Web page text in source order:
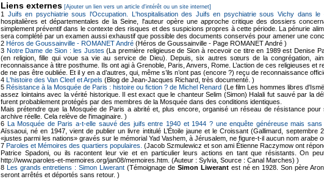
Liens externes [Ajouter un lien vers un article d'intérêt ou un site internet]
1 Juifs en psychiatrie sous l'Occupation. L'hospitalisation des Juifs en psychiatrie sous Vichy dans
hospitalières et départementales de la Seine, l'auteur opère une approche critique des dossiers
simplement préventif dans le contexte des risques et des suspicions propres à cette période. La pénurie
sera complété par un examen aussi exhaustif que possible des documents conservés pour amener une
2 Héros de Goussainville - ROMANET André (Héros de Goussainville - Page ROMANET André )
3 Notre Dame de Sion : les Justes (La première religieuse de Sion à recevoir ce titre en 1989 est Denise
(en religion, fille qui voue sa vie au service de Dieu). Depuis, six autres sœurs de la congrégation,
reconnaissance à titre posthume. Ils ont agi à Grenoble, Paris, Anvers, Rome. L’action de ces religieuses
de ne pas être oubliée. Et il y en a d’autres, qui, même s’ils n’ont pas (encore ?) reçu de reconnaissance
4 L'histoire des Van Cleef et Arpels (Blog de Jean-Jacques Richard, très documenté. )
5Résistance à la Mosquée de Paris : histoire ou fiction ? de Michel Renard (Le film Les hommes libres
assez lointains avec la vérité historique. Il est exact que le chanteur Selim (Simon) Halali fut sauvé par la
furent probablement protégés par des membres de la Mosquée dans des conditions identiques.
Mais prétendre que la Mosquée de Paris a abrité et, plus encore, organisé un réseau de résistance
archive réelle. Cela relève de l'imaginaire. )
6 La Mosquée de Paris a-t-elle sauvé des juifs entre 1940 et 1944 ? une enquête généreuse mais
Aïssaoui, né en 1947, vient de publier un livre intitulé L’Étoile jaune et le Croissant (Gallimard,
«justes parmi les nations» gravés sur le mémorial Yad Vashem, à Jérusalem, ne figure-t-il aucun nom arabe
7 Paroles et Mémoires des quartiers populaires. (Jacob Szmulewicz et son ami Étienne Raczymow ont
Patrice Spadoni, ou ils racontent leur vie et en particulier leurs actions en tant que résistants. On
http://www.paroles-et-memoires.org/jan08/memoires.htm. (Auteur : Sylvia, Source : Canal Marches) )
8 Les grands entretiens : Simon Liwerant(Témoignage deSimon Liwerantest né en 1928. Son père
seront arrêtés et déportés sans retour. )